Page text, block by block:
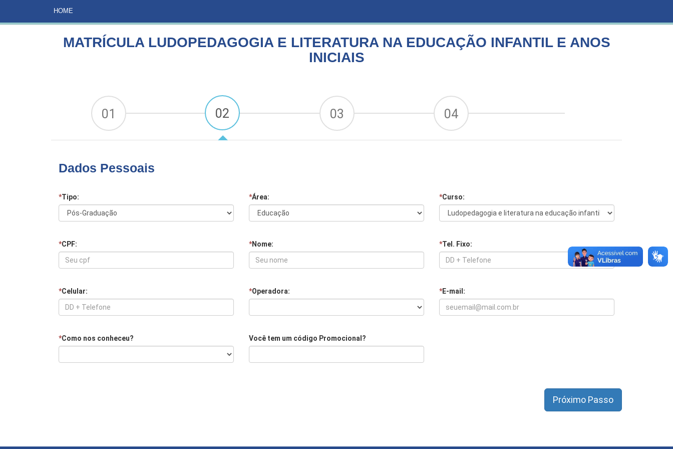
HOME
HOME
MATRÍCULA LUDOPEDAGOGIA E LITERATURA NA EDUCAÇÃO INFANTIL E ANOS
INICIAIS
01 02 03 04
Dados Pessoais
*Tipo: *Área: *Curso:
*CPF: *Nome: *Tel. Fixo:
*Celular: *Operadora: *E-mail:
*Como nos conheceu? Você tem um código Promocional?